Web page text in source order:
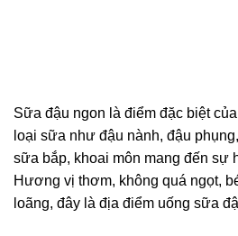
Sữa đậu ngon là điểm đặc biệt
loại sữa như đậu nành, đậu
sữa bắp, khoai môn mang đến sự
Hương vị thơm, không quá ngọt,
loãng, đây là địa điểm uống sữa